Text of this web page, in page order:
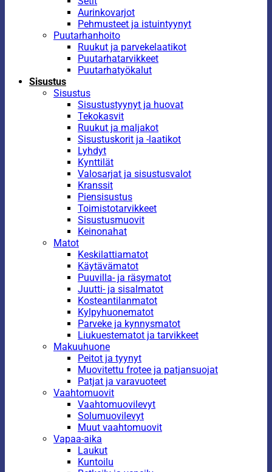
Aurinkovarjot
Pehmusteet ja istuintyynyt
Puutarhanhoito
Ruukut ja parvekelaatikot
Puutarhatarvikkeet
Puutarhatyökalut
Sisustus
Sisustus
Sisustustyynyt ja huovat
Tekokasvit
Ruukut ja maljakot
Sisustuskorit ja -laatikot
Lyhdyt
Kynttilät
Valosarjat ja sisustusvalot
Kranssit
Piensisustus
Toimistotarvikkeet
Sisustusmuovit
Keinonahat
Matot
Keskilattiamatot
Käytävämatot
Puuvilla- ja räsymatot
Juutti- ja sisalmatot
Kosteantilanmatot
Kylpyhuonematot
Parveke ja kynnysmatot
Liukuestematot ja tarvikkeet
Makuuhuone
Peitot ja tyynyt
Muovitettu frotee ja patjansuojat
Patjat ja varavuoteet
Vaahtomuovit
Vaahtomuovilevyt
Solumuovilevyt
Muut vaahtomuovit
Vapaa-aika
Laukut
Kuntoilu